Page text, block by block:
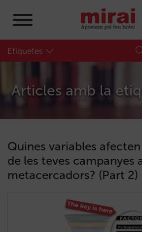
Etiquetes
Articles amb la
Quines variables
de les teves campanyes
metacercadors? (Part 2)